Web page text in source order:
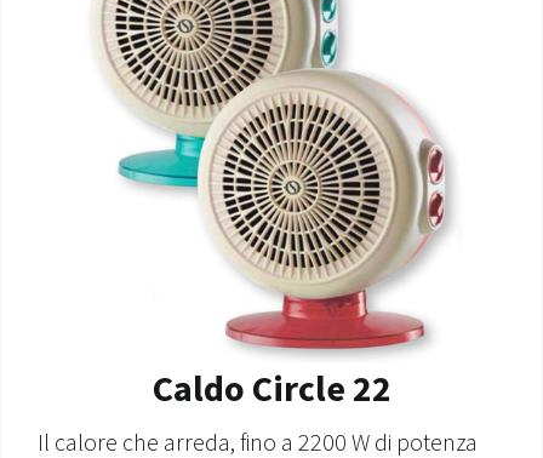
Caldo Circle 22
Il calore che arreda, fino a 2200 W di potenza